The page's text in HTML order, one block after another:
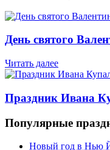
День святого
Читать далее
Праздник Ивана
Популярные
Новый год в Нью